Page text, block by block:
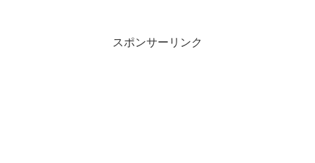
スポンサーリンク